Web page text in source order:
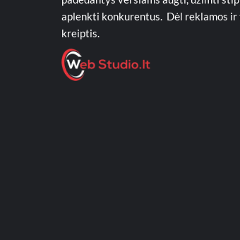
aplenkti konkurentus. Dėl reklamos
kreiptis.